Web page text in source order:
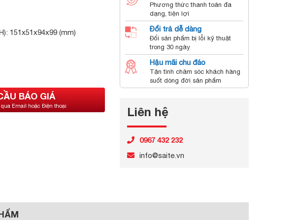
151x51x94x99 (mm)
BÁO GIÁ
qua Email hoặc Điện thoại
Phương thức thanh toán đa
dạng, tiện lợi
Đổi trả dễ dàng
Đổi sản phẩm bị lỗi kỹ thuật
trong 30 ngày
Hậu mãi chu đáo
Tận tình chăm sóc khách hàng
suốt dòng đời sản phẩm
Liên hệ
0967 432 232
info@saite.vn